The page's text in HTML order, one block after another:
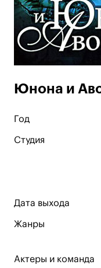
Юнона и
Год
Студия
Дата выхода
Жанры
Актеры и команда